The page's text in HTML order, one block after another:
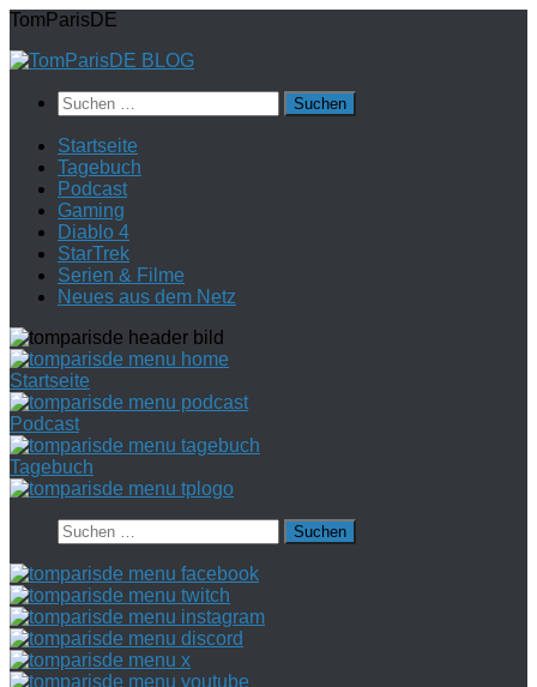
Zum
springen
TomParisDE
Suchen
nach:
Startseite
Tagebuch
Podcast
Gaming
Diablo 4
StarTrek
Serien & Filme
Neues aus dem Netz
Startseite
Podcast
Tagebuch
Suchen
nach: